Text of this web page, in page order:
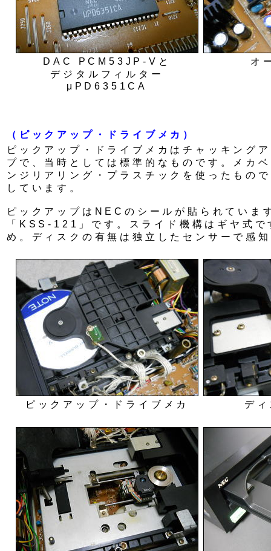
DAC PCM53JP-Vと
デジタルフィルター
μPD6351CA
オ
（ピックアップ・ドライブメカ）
ピックアップ・ドライブメカはチャッキング
プで、当時としては標準的なものです。メカ
ンジリアリング・プラスチックを使ったもの
しています。
ピックアップはNECのシールが貼られていま
「KSS-121」です。スライド機構はギヤ式で
め。ディスクの有無は独立したセンサーで感
ピックアップ・ドライブメカ デ